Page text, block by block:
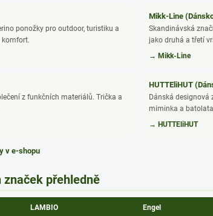
ponožky pro outdoor, turistiku a
komfort.
Mikk-Line
Skandinávská
jako druhá a třetí
→ Mikk-Line
z funkčních materiálů. Trička a
HUTTEliHUT
Dánská designová
miminka a
→ HUTTEliHUT
v e-shopu
značek přehledně
LAMBIO Engel